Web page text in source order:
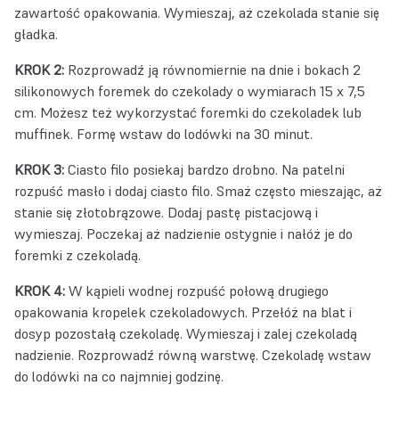
zawartość opakowania. Wymieszaj, aż czekolada stanie się
gładka.
KROK 2: Rozprowadź ją równomiernie na dnie i bokach 2
silikonowych foremek do czekolady o wymiarach 15 x 7,5
cm. Możesz też wykorzystać foremki do czekoladek lub
muffinek. Formę wstaw do lodówki na 30 minut.
KROK 3: Ciasto filo posiekaj bardzo drobno. Na patelni
rozpuść masło i dodaj ciasto filo. Smaż często mieszając, aż
stanie się złotobrązowe. Dodaj pastę pistacjową i
wymieszaj. Poczekaj aż nadzienie ostygnie i nałóż je do
foremki z czekoladą.
KROK 4: W kąpieli wodnej rozpuść połową drugiego
opakowania kropelek czekoladowych. Przełóż na blat i
dosyp pozostałą czekoladę. Wymieszaj i zalej czekoladą
nadzienie. Rozprowadź równą warstwę. Czekoladę wstaw
do lodówki na co najmniej godzinę.